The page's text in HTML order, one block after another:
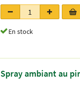
En stock
Spray ambiant au